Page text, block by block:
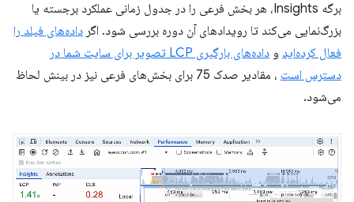
برگه Insights، هر بخش فرعی را در جدول زمانی عملکرد برجسته یا
بزرگ‌نمایی می‌کند تا رویدادهای آن دوره بررسی شود. اگر داده‌های فیلد را
فعال کرده‌اید و
داده‌های بارگیری LCP تصویر برای سایت شما در
دسترس است
، مقادیر صدک 75 برای بخش‌های فرعی نیز در بینش لحاظ
می‌شود.